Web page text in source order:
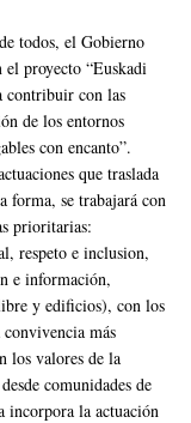
todos, el Gobierno
el proyecto “Euskadi
contribuir con las
de los entornos
con encanto”.
que traslada
forma, se trabajará con
prioritarias:
respeto e inclusion,
e información,
y edificios), con los
más
los valores de la
comunidades de
incorpora la actuación